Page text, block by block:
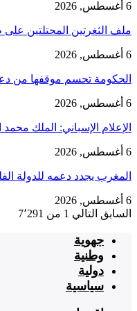
6 أغسطس, 2026
ملف الثغرتين المحتلتين
6 أغسطس, 2026
الحكومة تحسم موقفها من
6 أغسطس, 2026
الإعلام الإسباني: الملك
6 أغسطس, 2026
المغرب يجدد دعمه للدولة
6 أغسطس, 2026
السابق التالي 1 من 7٬291
جهوية
وطنية
دولية
سياسية